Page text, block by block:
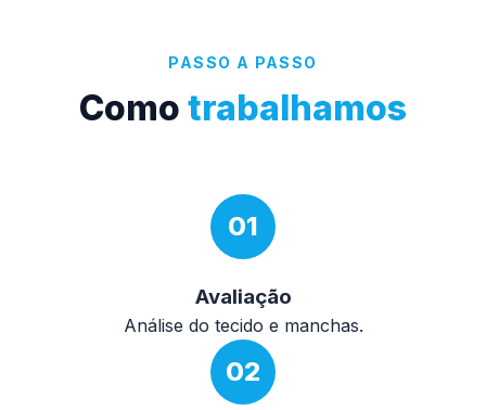
PASSO A PASSO
Como trabalhamos
01
Avaliação
Análise do tecido e manchas.
02